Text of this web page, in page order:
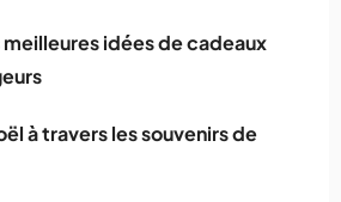
idées de cadeaux
à travers les souvenirs de